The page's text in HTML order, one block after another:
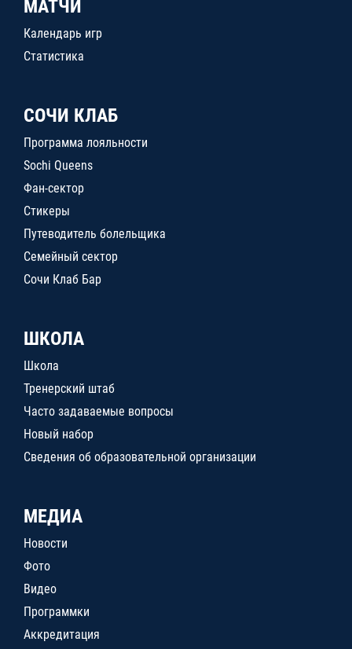
МАТЧИ
Календарь игр
Статистика
СОЧИ КЛАБ
Программа лояльности
Sochi Queens
Фан-сектор
Стикеры
Путеводитель болельщика
Семейный сектор
Сочи Клаб Бар
ШКОЛА
Школа
Тренерский штаб
Часто задаваемые вопросы
Новый набор
Сведения об образовательной организации
МЕДИА
Новости
Фото
Видео
Программки
Аккредитация